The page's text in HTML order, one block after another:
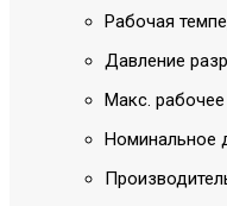
Рабочая
Давление
Макс.
Номинальное